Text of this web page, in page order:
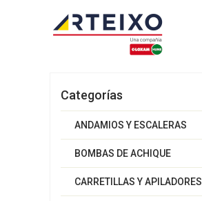
Categorías
ANDAMIOS Y ESCALERAS
BOMBAS DE ACHIQUE
CARRETILLAS Y APILADORES